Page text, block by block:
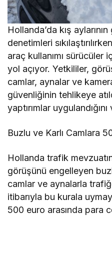
Hollanda’da kış
denetimleri
araç kullanımı sürücüler
yol açıyor. Yetkililer,
camlar, aynalar ve
güvenliğinin tehlikeye
yaptırımlar
Buzlu ve Karlı Camlara
Hollanda trafik
görüşünü engelleyen
camlar ve aynalarla
itibarıyla bu kurala
500 euro arasında para